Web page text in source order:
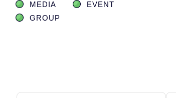
MEDIA
EVENT
GROUP